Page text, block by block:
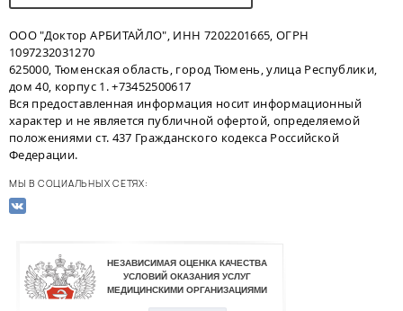
ООО "Доктор АРБИТАЙЛО", ИНН 7202201665, ОГРН
1097232031270
625000, Тюменская область, город Тюмень, улица Республики,
дом 40, корпус 1. +73452500617
Вся предоставленная информация носит информационный
характер и не является публичной офертой, определяемой
положениями ст. 437 Гражданского кодекса Российской
Федерации.
МЫ В СОЦИАЛЬНЫХ СЕТЯХ: